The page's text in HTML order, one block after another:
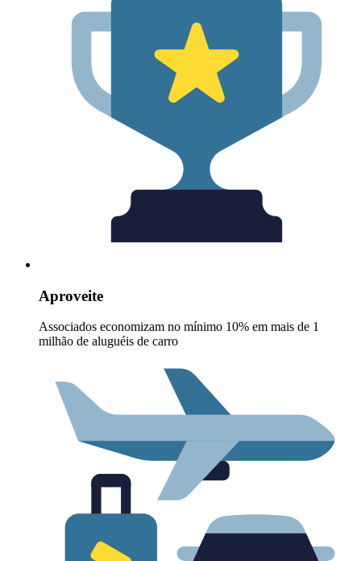
Aproveite
Associados economizam no mínimo 10% em mais de 1
milhão de aluguéis de carro